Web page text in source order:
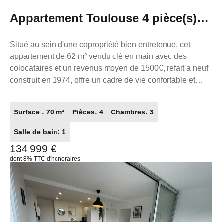
Appartement Toulouse 4 pièce(s)
62 m2
Situé au sein d'une copropriété bien entretenue, cet
appartement de 62 m² vendu clé en main avec des
colocataires et un revenus moyen de 1500€, refait a neuf
construit en 1974, offre un cadre de vie confortable et
principales et bénéficie d'une rénovation récente,
garantissant un logement moderne, pratique et agréable
harmonieusement l'ensemble des pièces. La cuisine
entièrement équipée comprend une plaque de cuisson,
une hotte, un micro-ondes, un four, un réfrigérateur-
congélateur ainsi qu'un lave-linge, répondant
parfaitement aux besoins du quotidien. Le séjour,
convivial et lumineux, est aménagé avec un canapé, une
Surface : 70 m² Pièces: 4 Chambres: 3
Salle de bain: 1
134 999 €
dont 8% TTC d'honoraires